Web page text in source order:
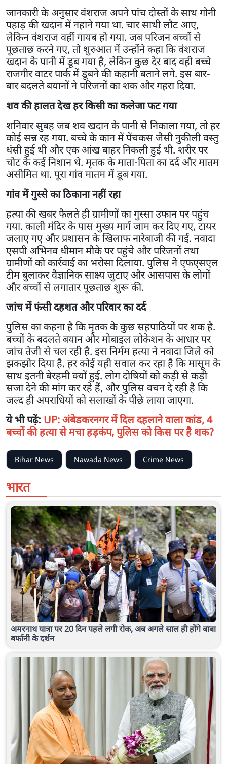
जानकारी के अनुसार वंशराज अपने पांच दोस्तों के साथ गोनी
पहाड़ की खदान में नहाने गया था. चार साथी लौट आए,
लेकिन वंशराज वहीं गायब हो गया. जब परिजन बच्चों से
पूछताछ करने गए, तो शुरुआत में उन्होंने कहा कि वंशराज
खदान के पानी में डूब गया है, लेकिन कुछ देर बाद वही बच्चे
राजगीर वाटर पार्क में डूबने की कहानी बताने लगे. इस बार-
बार बदलते बयानों ने परिजनों का शक और गहरा दिया.
शव की हालत देख हर किसी का कलेजा फट गया
शनिवार सुबह जब शव खदान के पानी से निकाला गया, तो हर
कोई सन्न रह गया. बच्चे के कान में पेंचकस जैसी नुकीली वस्तु
धंसी हुई थी और एक आंख बाहर निकली हुई थी. शरीर पर
चोट के कई निशान थे. मृतक के माता-पिता का दर्द और मातम
असीमित था. पूरा गांव मातम में डूब गया.
गांव में गुस्से का ठिकाना नहीं रहा
हत्या की खबर फैलते ही ग्रामीणों का गुस्सा उफान पर पहुंच
गया. काली मंदिर के पास मुख्य मार्ग जाम कर दिए गए, टायर
जलाए गए और प्रशासन के खिलाफ नारेबाजी की गई. नवादा
एसपी अभिनव धीमान मौके पर पहुंचे और परिजनों तथा
ग्रामीणों को कार्रवाई का भरोसा दिलाया. पुलिस ने एफएसएल
टीम बुलाकर वैज्ञानिक साक्ष्य जुटाए और आसपास के लोगों
और बच्चों से लगातार पूछताछ शुरू की.
जांच में फंसी दहशत और परिवार का दर्द
पुलिस का कहना है कि मृतक के कुछ सहपाठियों पर शक है.
बच्चों के बदलते बयान और मोबाइल लोकेशन के आधार पर
जांच तेजी से चल रही है. इस निर्मम हत्या ने नवादा जिले को
झकझोर दिया है. हर कोई यही सवाल कर रहा है कि मासूम के
साथ इतनी बेरहमी क्यों हुई. लोग दोषियों को कड़ी से कड़ी
सजा देने की मांग कर रहे हैं, और पुलिस वचन दे रही है कि
जल्द ही अपराधियों को सलाखों के पीछे लाया जाएगा.
ये भी पढ़ें: UP: अंबेडकरनगर में दिल दहलाने वाला कांड, 4
बच्चों की हत्या से मचा हड़कंप, पुलिस को किस पर है शक?
Bihar News Nawada News Crime News
भारत
अमरनाथ यात्रा पर 20 दिन पहले लगी रोक, अब अगले साल ही होंगे बाबा
बर्फानी के दर्शन